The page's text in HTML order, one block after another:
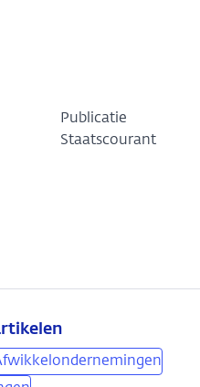
Publicatie
Staatscourant